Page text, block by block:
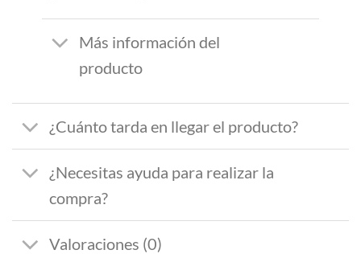
Más información del
producto
¿Cuánto tarda en llegar el producto?
¿Necesitas ayuda para realizar la
compra?
Valoraciones (0)